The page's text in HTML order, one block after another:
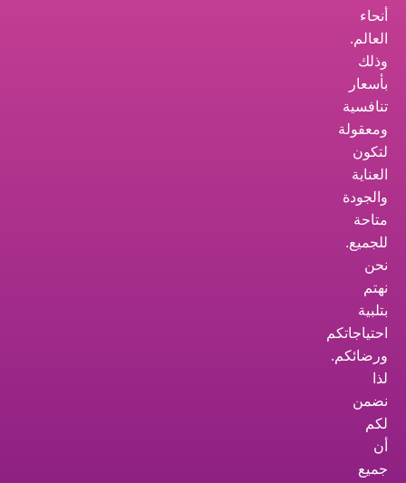
أنحاء
العالم.
وذلك
بأسعار
تنافسية
ومعقولة
لتكون
العناية
والجودة
متاحة
للجميع.
نحن
نهتم
بتلبية
احتياجاتكم
ورضائكم.
لذا
نضمن
لكم
أن
جميع